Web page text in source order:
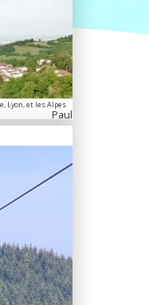
Lyon, et les Alpes
Paul